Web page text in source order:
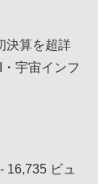
決算を超詳
宇宙インフ
- 16,735 ビュ